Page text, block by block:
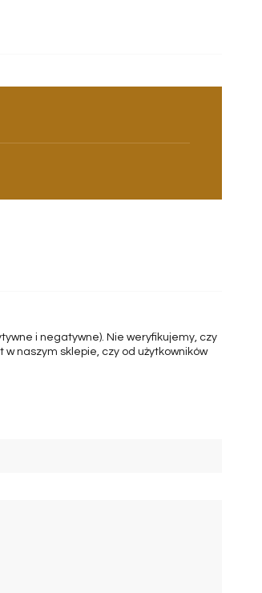
i negatywne). Nie weryfikujemy, czy
naszym sklepie, czy od użytkowników